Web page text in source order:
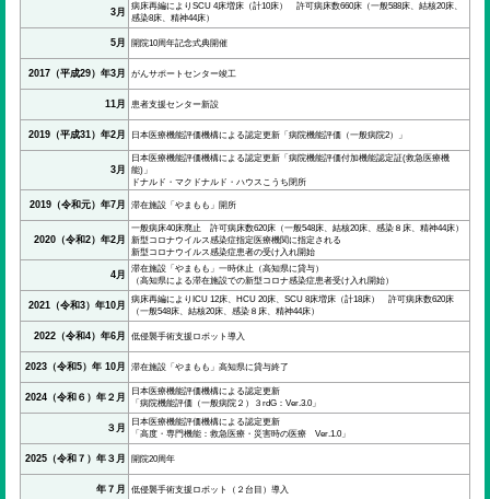
3月
病床再編によりSCU 4床増床（計10床） 許可病床数660床（一般588床、結核20床、
感染8床、精神44床）
5月 開院10周年記念式典開催
2017（平成29）年3月 がんサポートセンター竣工
11月 患者支援センター新設
2019（平成31）年2月 日本医療機能評価機構による認定更新「病院機能評価（一般病院2）」
3月
日本医療機能評価機構による認定更新「病院機能評価付加機能認定証(救急医療機
能)」
ドナルド・マクドナルド・ハウスこうち閉所
2019（令和元）年7月 滞在施設「やまもも」開所
2020（令和2）年2月
一般病床40床廃止 許可病床数620床（一般548床、結核20床、感染８床、精神44床）
新型コロナウイルス感染症指定医療機関に指定される
新型コロナウイルス感染症患者の受け入れ開始
4月
滞在施設「やまもも」一時休止（高知県に貸与）
（高知県による滞在施設での新型コロナ感染症患者受け入れ開始）
2021（令和3）年10月
病床再編によりICU 12床、HCU 20床、SCU 8床増床（計18床） 許可病床数620床
（一般548床、結核20床、感染８床、精神44床）
2022（令和4）年6月 低侵襲手術支援ロボット導入
2023（令和5）年 10月 滞在施設「やまもも」高知県に貸与終了
2024（令和６）年２月
日本医療機能評価機構による認定更新
「病院機能評価（一般病院２）３rdG：Ver.3.0」
３月
日本医療機能評価機構による認定更新
「高度・専門機能：救急医療・災害時の医療 Ver.1.0」
2025（令和７）年３月 開院20周年
年７月 低侵襲手術支援ロボット（２台目）導入